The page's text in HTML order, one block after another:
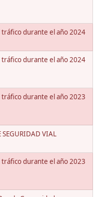
tráfico durante el año 2024
tráfico durante el año 2024
tráfico durante el año 2023
SEGURIDAD VIAL
tráfico durante el año 2023